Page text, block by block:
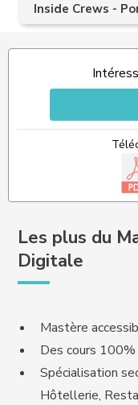
Inside Crews -
Les plus du
Digitale
Mastère
Des cours
Spécialisation
Hôtellerie,